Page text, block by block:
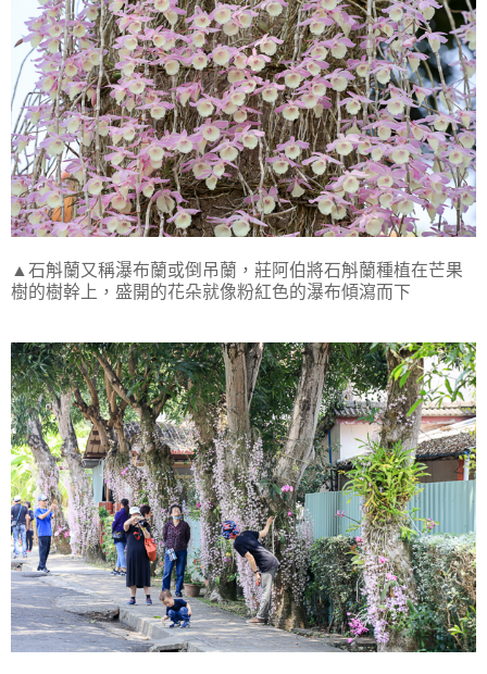
▲石斛蘭又稱瀑布蘭或倒吊蘭，莊阿伯將石斛蘭種植在芒果
樹的樹幹上，盛開的花朵就像粉紅色的瀑布傾瀉而下